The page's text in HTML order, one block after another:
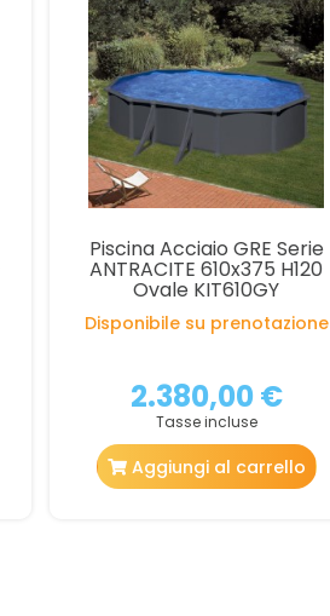
Piscina Acciaio GRE Serie
ANTRACITE 610x375 H120
Ovale KIT610GY
Disponibile su prenotazione
2.380,00 €
Tasse incluse
Aggiungi al carrello